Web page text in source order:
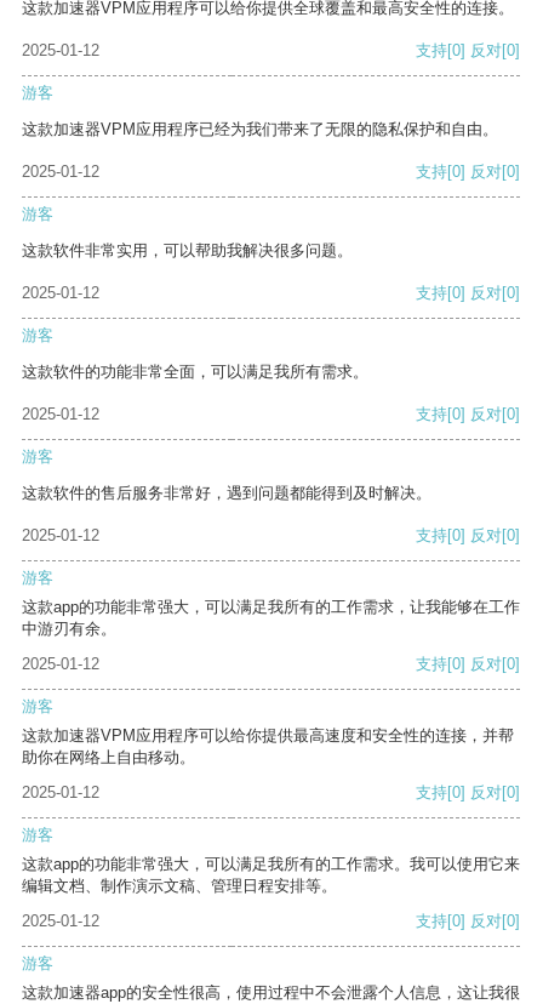
这款加速器VPM应用程序可以给你提供全球覆盖和最高安全性的连接。
2025-01-12 支持[0] 反对[0]
游客
这款加速器VPM应用程序已经为我们带来了无限的隐私保护和自由。
2025-01-12 支持[0] 反对[0]
游客
这款软件非常实用，可以帮助我解决很多问题。
2025-01-12 支持[0] 反对[0]
游客
这款软件的功能非常全面，可以满足我所有需求。
2025-01-12 支持[0] 反对[0]
游客
这款软件的售后服务非常好，遇到问题都能得到及时解决。
2025-01-12 支持[0] 反对[0]
游客
这款app的功能非常强大，可以满足我所有的工作需求，让我能够在工作
中游刃有余。
2025-01-12
支持[0] 反对[0]
游客
这款加速器VPM应用程序可以给你提供最高速度和安全性的连接，并帮
助你在网络上自由移动。
2025-01-12
支持[0] 反对[0]
游客
这款app的功能非常强大，可以满足我所有的工作需求。我可以使用它来
编辑文档、制作演示文稿、管理日程安排等。
2025-01-12
支持[0] 反对[0]
游客
这款加速器app的安全性很高，使用过程中不会泄露个人信息，这让我很